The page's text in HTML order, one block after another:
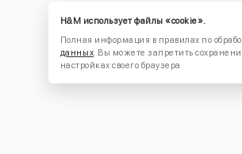
H&M использует файлы «cookie».
Полная информация в правилах по
данных. Вы можете запретить
настройках своего браузера